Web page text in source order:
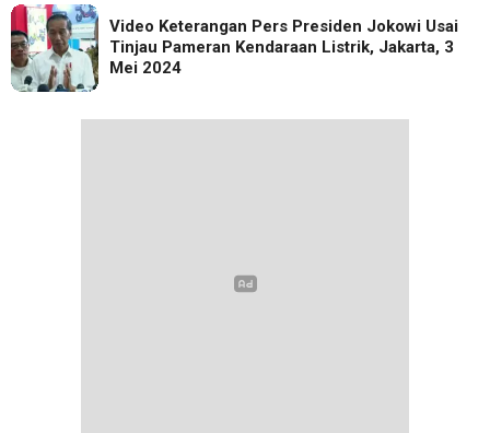
Video Keterangan Pers Presiden Jokowi Usai
Tinjau Pameran Kendaraan Listrik, Jakarta, 3
Mei 2024